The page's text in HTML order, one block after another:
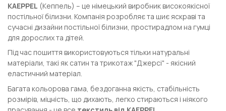
KAEPPEL (Кеппель) – це німецький виробник високоякісної
постільної білизни. Компанія розробляє та шиє яскраві та
сучасні дизайни постільної білизни, простирадлом на гумці
для дорослих та дітей.
Під час пошиття використовуються тільки натуральні
матеріали, такі як сатин та трикотаж "Джерсі" - якісний
еластичний матеріал.
Багата кольорова гама, бездоганна якість, стабільність
розмірів, міцність, що дихають, легко стираються і ніякого